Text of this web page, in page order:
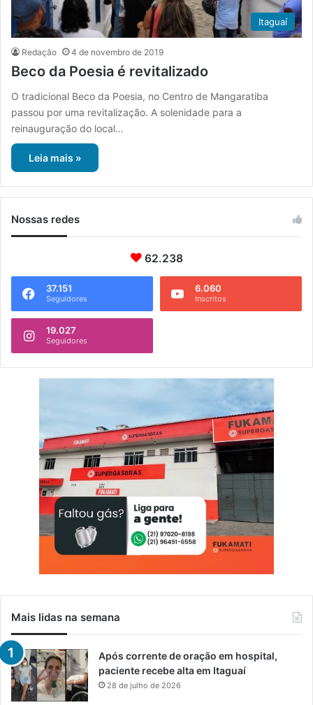
Itaguaí
Redação 4 de novembro de 2019
Beco da Poesia é revitalizado
O tradicional Beco da Poesia, no Centro de Mangaratiba
passou por uma revitalização. A solenidade para a
reinauguração do local…
Leia mais »
Nossas redes
62.238
37.151
Seguidores
6.060
Inscritos
19.027
Seguidores
Mais lidas na semana
Após corrente de oração em hospital,
paciente recebe alta em Itaguaí
28 de julho de 2026